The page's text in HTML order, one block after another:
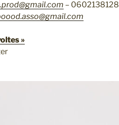
– 0602138128
»